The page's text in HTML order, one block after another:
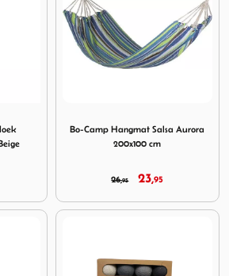
Bo-Camp Hangmat Salsa Aurora
200x100 cm
26,95 23,95